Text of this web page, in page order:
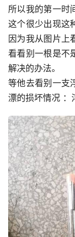
所以我的第一时
这个很少出现这
因为我从图片上
看看别一根是不
解决的办法。
等他去看别一支
漂的损坏情况 ：